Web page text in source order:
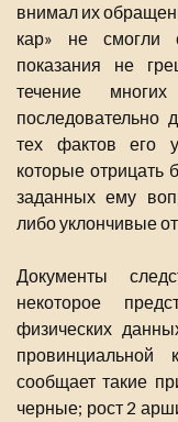
внимал их
кар» не смогли
показания не
течение
последовательно
тех фактов его
которые отрицать
заданных ему
либо уклончивые
Документы
некоторое
физических
сообщает такие
черные; рост 2